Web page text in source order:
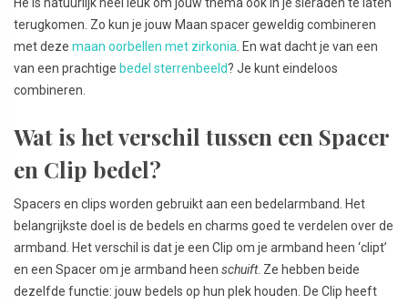
terugkomen. Zo kun je jouw Maan spacer geweldig combineren
met deze maan oorbellen met zirkonia . En wat dacht je van een
van een prachtige bedel sterrenbeeld? Je kunt eindeloos
combineren.
Wat is het verschil tussen een Spacer
en Clip bedel?
Spacers en clips worden gebruikt aan een bedelarmband. Het
belangrijkste doel is de bedels en charms goed te verdelen over de
armband. Het verschil is dat je een Clip om je armband heen ‘clipt’
en een Spacer om je armband heen schuift. Ze hebben beide
dezelfde functie: jouw bedels op hun plek houden. De Clip heeft